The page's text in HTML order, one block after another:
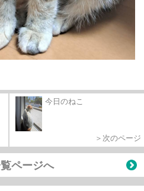
今日のねこ
＞次のページ
ページへ